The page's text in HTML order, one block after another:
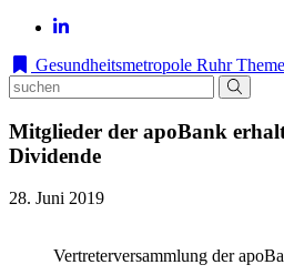
Gesundheitsmetropole Ruhr
Mitglieder der apoBank
Dividende
28. Juni 2019
Vertreterversammlung der